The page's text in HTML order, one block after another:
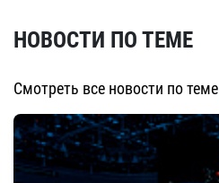
НОВОСТИ ПО ТЕМЕ
Смотреть все новости по теме